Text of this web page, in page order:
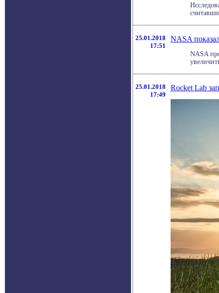
25.01.2018
17:51
NASA
NASA
25.01.2018
17:49
Rocket Lab